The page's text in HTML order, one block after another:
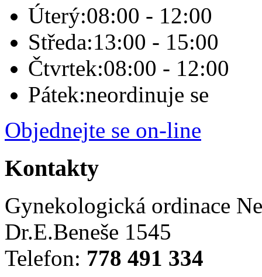
Úterý:08:00 - 12:00
Středa:13:00 - 15:00
Čtvrtek:08:00 - 12:00
Pátek:neordinuje se
Objednejte se on-line
Kontakty
Gynekologická ordinace
Dr.E.Beneše 1545
Telefon: 778 491 334